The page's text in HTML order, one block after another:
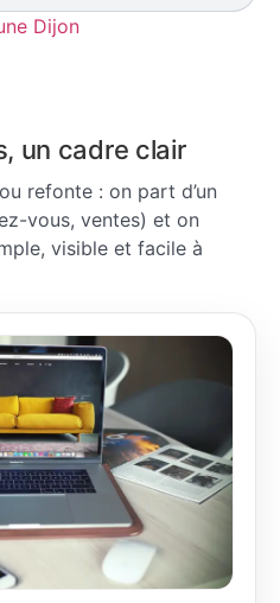
Dijon
un cadre clair
refonte : on part d’un
vous, ventes) et on
visible et facile à